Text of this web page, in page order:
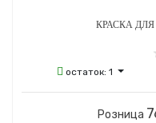
КРАСКА ДЛЯ
остаток:1
Розница